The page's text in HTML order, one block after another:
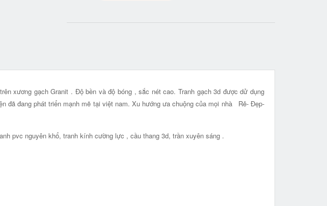
xương gạch Granit . Độ bền và độ bóng , sắc nét cao. Tranh gạch 3d được dử dụng
đã đang phát triển mạnh mẽ tại việt nam. Xu hướng ưa chuộng của mọi nhà Rẻ- Đẹp-
pvc nguyên khổ, tranh kính cường lực , cầu thang 3d, trần xuyên sáng .